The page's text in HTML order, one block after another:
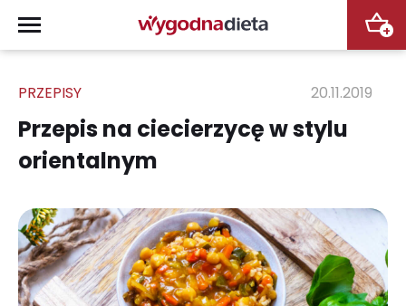
+
PRZEPISY 20.11.2019
Przepis na ciecierzycę w stylu
orientalnym